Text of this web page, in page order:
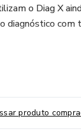
o Diag X
diagnóstico com
com esta
com a
JPEG.
produto